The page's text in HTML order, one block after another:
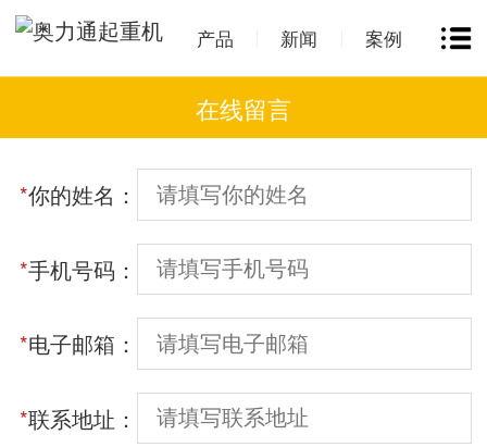
产品 新闻 案例
在线留言
*你的姓名：
*手机号码：
*电子邮箱：
*联系地址：